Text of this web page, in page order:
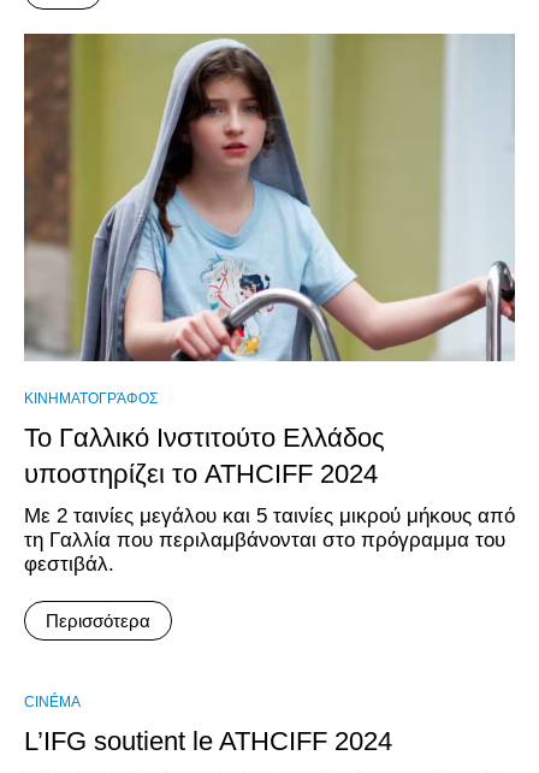
ΚΙΝΗΜΑΤΟΓΡΆΦΟΣ
Το Γαλλικό Ινστιτούτο Ελλάδος
υποστηρίζει το ATHCIFF 2024
Με 2 ταινίες μεγάλου και 5 ταινίες μικρού μήκους από
τη Γαλλία που περιλαμβάνονται στο πρόγραμμα του
φεστιβάλ.
Περισσότερα
CINÉMA
L’IFG soutient le ATHCIFF 2024